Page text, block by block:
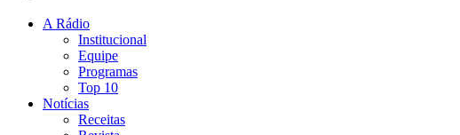
A Rádio
Institucional
Equipe
Programas
Top 10
Notícias
Receitas